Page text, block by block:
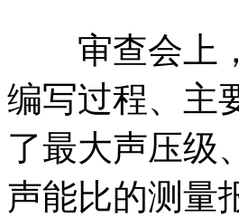
审查会上，
编写过程、主
了最大声压级
声能比的测量